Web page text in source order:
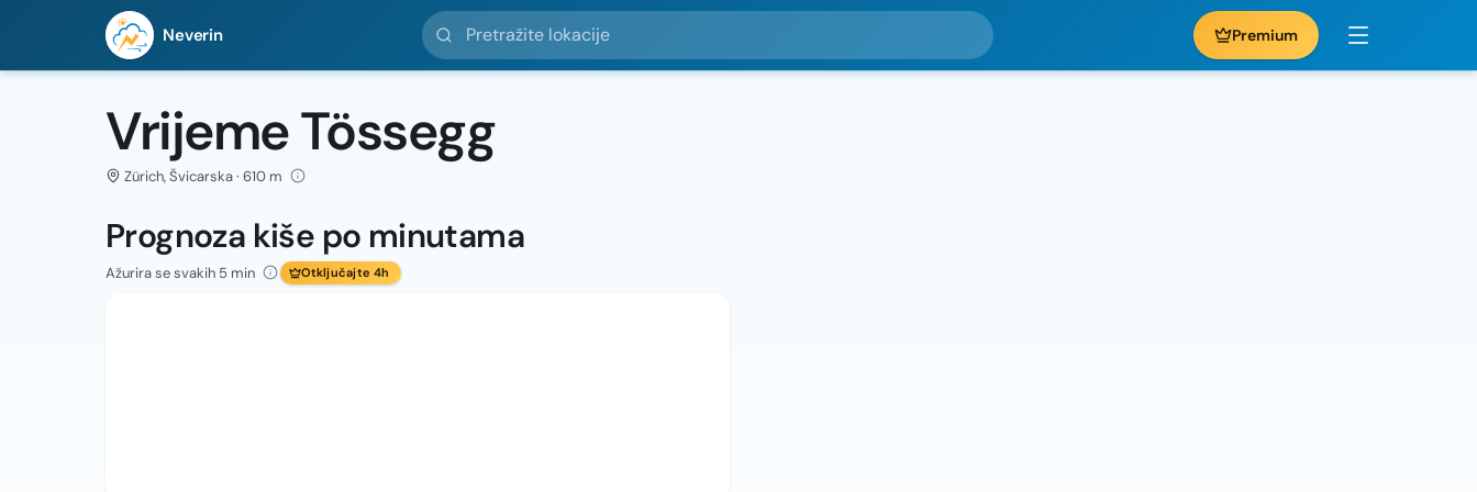
Neverin
Pretražite lokacije
Premium
Vrijeme Tössegg
Zürich, Švicarska · 610 m
Prognoza kiše po minutama
Ažurira se svakih 5 min Otključajte 4h